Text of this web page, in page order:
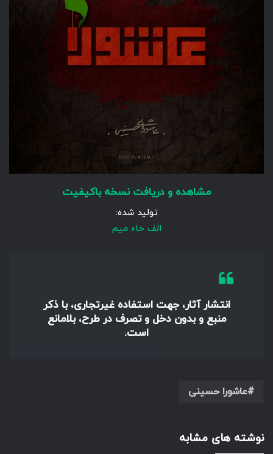
مشاهده و دریافت نسخه باکیفیت
تولید شده:
الف حاء میم
انتشار آثار، جهت استفاده غیرتجاری، با ذکر
منبع و بدون دخل و تصرف در طرح، بلامانع
است.
عاشورا حسینی
نوشته های مشابه